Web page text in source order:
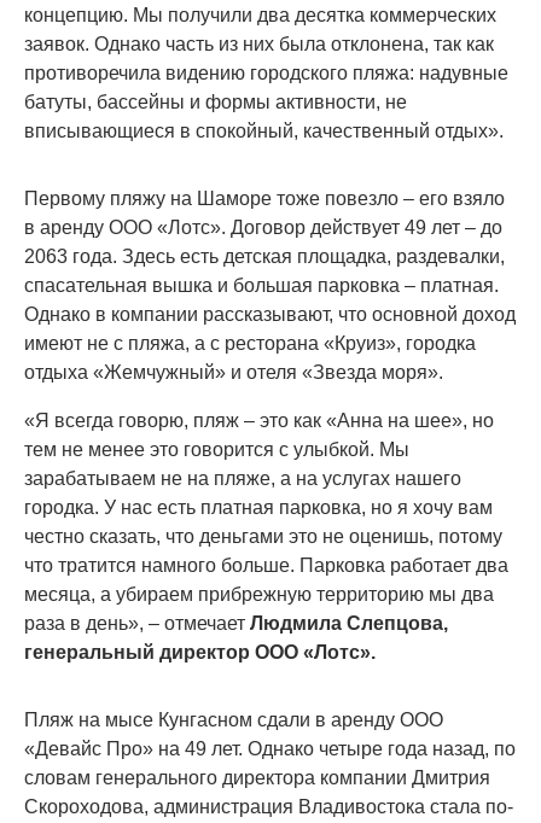
концепцию. Мы получили два десятка коммерческих
заявок. Однако часть из них была отклонена, так как
противоречила видению городского пляжа: надувные
батуты, бассейны и формы активности, не
вписывающиеся в спокойный, качественный отдых».
Первому пляжу на Шаморе тоже повезло – его взяло
в аренду ООО «Лотс». Договор действует 49 лет – до
2063 года. Здесь есть детская площадка, раздевалки,
спасательная вышка и большая парковка – платная.
Однако в компании рассказывают, что основной доход
имеют не с пляжа, а с ресторана «Круиз», городка
отдыха «Жемчужный» и отеля «Звезда моря».
«Я всегда говорю, пляж – это как «Анна на шее», но
тем не менее это говорится с улыбкой. Мы
зарабатываем не на пляже, а на услугах нашего
городка. У нас есть платная парковка, но я хочу вам
честно сказать, что деньгами это не оценишь, потому
что тратится намного больше. Парковка работает два
месяца, а убираем прибрежную территорию мы два
раза в день», – отмечает Людмила Слепцова,
генеральный директор ООО «Лотс».
Пляж на мысе Кунгасном сдали в аренду ООО
«Девайс Про» на 49 лет. Однако четыре года назад, по
словам генерального директора компании Дмитрия
Скороходова, администрация Владивостока стала по-